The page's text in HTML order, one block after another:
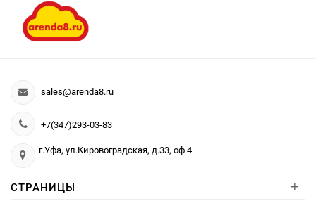
sales@arenda8.ru
+7(347)293-03-83
г.Уфа, ул.Кировоградская, д.33, оф.4
СТРАНИЦЫ +